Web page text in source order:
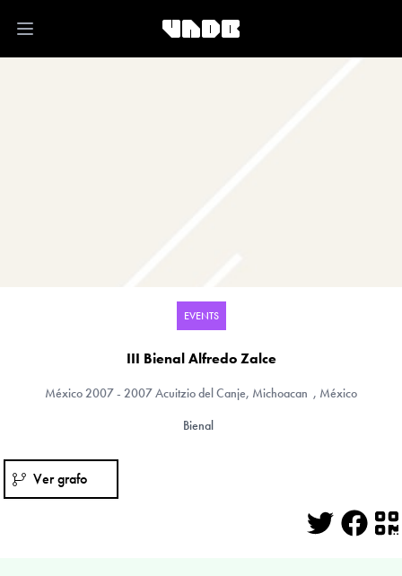
Open main menu
EVENTS
III Bienal Alfredo Zalce
México2007 - 2007 Acuitzio del Canje, Michoacan , México
Bienal
Ver grafo